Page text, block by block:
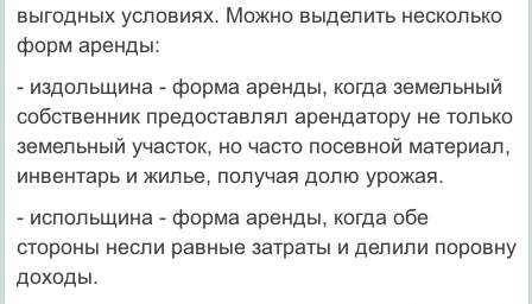
выгодных условиях. Можно выделить несколько
форм аренды:
- издольщина - форма аренды, когда земельный
собственник предоставлял арендатору не только
земельный участок, но часто посевной материал,
инвентарь и жилье, получая долю урожая.
- испольщина - форма аренды, когда обе
стороны несли равные затраты и делили поровну
доходы.